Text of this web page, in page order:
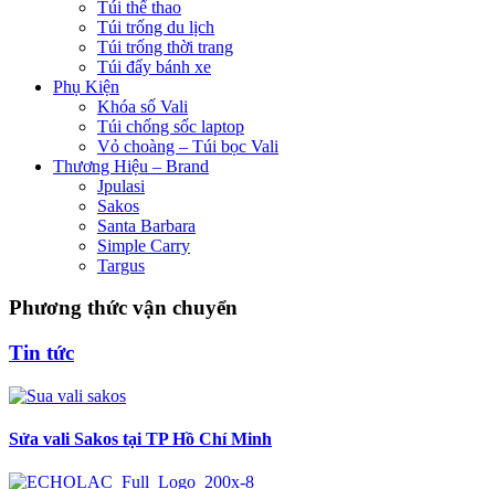
Túi thể thao
Túi trống du lịch
Túi trống thời trang
Túi đẩy bánh xe
Phụ Kiện
Khóa số Vali
Túi chống sốc laptop
Vỏ choàng – Túi bọc Vali
Thương Hiệu – Brand
Jpulasi
Sakos
Santa Barbara
Simple Carry
Targus
Phương thức vận chuyển
Tin tức
Sửa vali Sakos tại TP Hồ Chí Minh